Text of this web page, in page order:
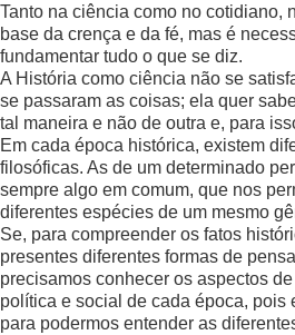
Tanto na ciência como no cotidiano,
base da crença e da fé, mas é
fundamentar tudo o que se diz.
A História como ciência não se
se passaram as coisas; ela quer
tal maneira e não de outra e, para
Em cada época histórica, existem
filosóficas. As de um determinado
sempre algo em comum, que nos
diferentes espécies de um mesmo
Se, para compreender os fatos
presentes diferentes formas de
precisamos conhecer os aspectos
política e social de cada época, pois
para podermos entender as